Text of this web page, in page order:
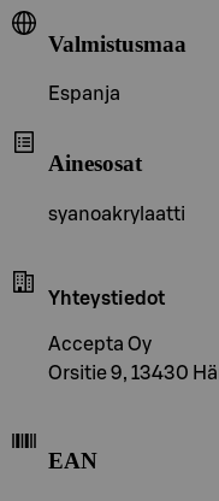
Valmistusmaa
Espanja
Ainesosat
syanoakrylaatti
Yhteystiedot
Accepta Oy
Orsitie 9, 13430
EAN